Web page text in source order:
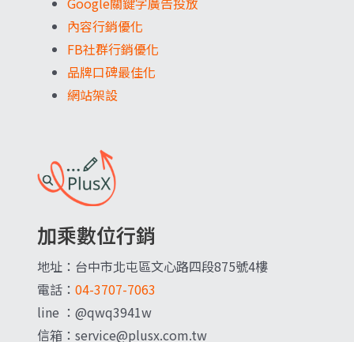
加乘數位行銷
地址：台中市北屯區文心路四段875號4樓
電話： 04-3707-7063
line ：@qwq3941w
信箱：service@plusx.com.tw
內容行銷優化
FB社群行銷優化
品牌口碑最佳化
網站架設